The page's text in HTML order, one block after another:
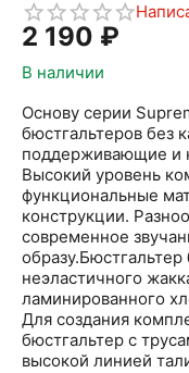
2 190 ₽
В наличии
Основу серии
бюстгальтеров без
поддерживающие и
Высокий уровень
функциональные
конструкции.
современное
неэластичного
ламинированного
Для создания
бюстгальтер с
высокой линией